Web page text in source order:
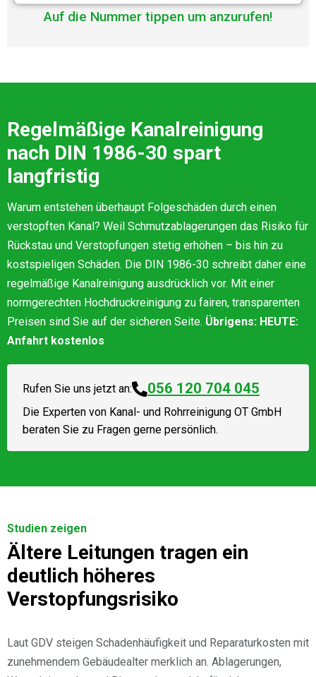
Auf die Nummer tippen um anzurufen!
Regelmäßige Kanalreinigung
nach DIN 1986-30 spart
langfristig
Warum entstehen überhaupt Folgeschäden durch einen
verstopften Kanal? Weil Schmutzablagerungen das Risiko für
Rückstau und Verstopfungen stetig erhöhen – bis hin zu
kostspieligen Schäden. Die DIN 1986-30 schreibt daher eine
regelmäßige Kanalreinigung ausdrücklich vor. Mit einer
normgerechten Hochdruckreinigung zu fairen, transparenten
Preisen sind Sie auf der sicheren Seite. Übrigens: HEUTE:
Anfahrt kostenlos
Rufen Sie uns jetzt an: 056 120 704 045
Die Experten von Kanal- und Rohrreinigung OT GmbH
beraten Sie zu Fragen gerne persönlich.
Studien zeigen
Ältere Leitungen tragen ein
deutlich höheres
Verstopfungsrisiko
Laut GDV steigen Schadenhäufigkeit und Reparaturkosten mit
zunehmendem Gebäudealter merklich an. Ablagerungen,